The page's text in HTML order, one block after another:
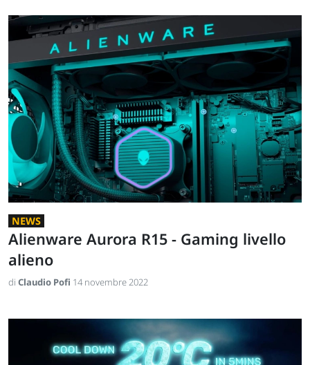
NEWS
Alienware Aurora R15 - Gaming livello
alieno
di Claudio Pofi 14 novembre 2022